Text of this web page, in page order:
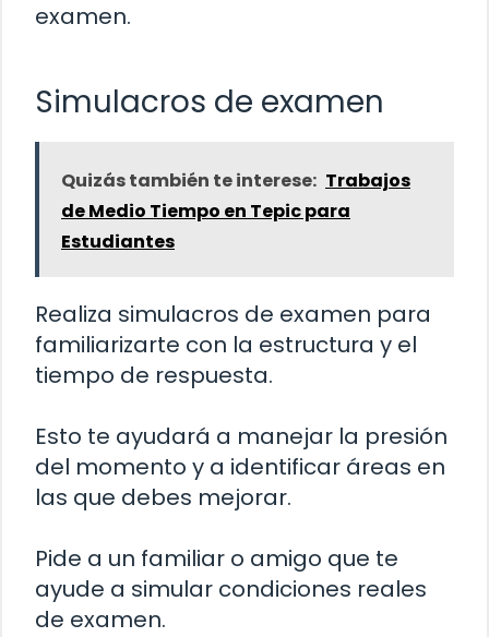
examen.
Simulacros de examen
Quizás también te interese: Trabajos
de Medio Tiempo en Tepic para
Estudiantes
Realiza simulacros de examen para
familiarizarte con la estructura y el
tiempo de respuesta.
Esto te ayudará a manejar la presión
del momento y a identificar áreas en
las que debes mejorar.
Pide a un familiar o amigo que te
ayude a simular condiciones reales
de examen.